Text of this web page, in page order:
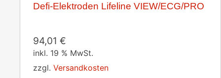
Defi-Elektroden Lifeline VIEW/ECG/PRO
94,01 €
inkl. 19 % MwSt.
zzgl. Versandkosten